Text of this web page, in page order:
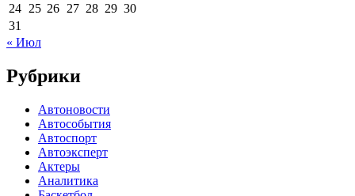
24 25 26 27 28 29 30
31
« Июл
Рубрики
Автоновости
Автособытия
Автоспорт
Автоэксперт
Актеры
Аналитика